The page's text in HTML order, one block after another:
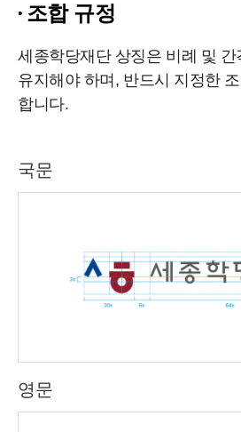
조합 규정
세종학당재단 상징은 비례 및 간
유지해야 하며, 반드시 지정한
합니다.
국문
영문